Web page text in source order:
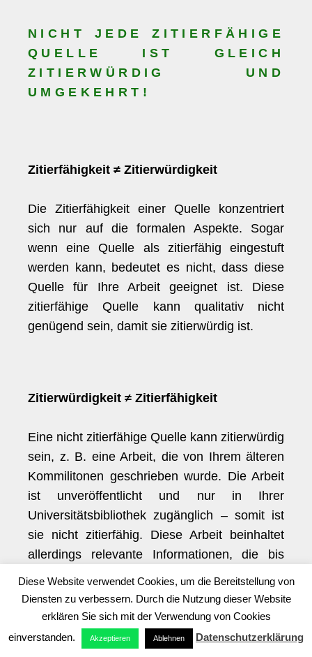
NICHT JEDE ZITIERFÄHIGE
QUELLE IST GLEICH
ZITIERWÜRDIG UND
UMGEKEHRT!
Zitierfähigkeit ≠ Zitierwürdigkeit
Die Zitierfähigkeit einer Quelle konzentriert
sich nur auf die formalen Aspekte. Sogar
wenn eine Quelle als zitierfähig eingestuft
werden kann, bedeutet es nicht, dass diese
Quelle für Ihre Arbeit geeignet ist. Diese
zitierfähige Quelle kann qualitativ nicht
genügend sein, damit sie zitierwürdig ist.
Zitierwürdigkeit ≠ Zitierfähigkeit
Eine nicht zitierfähige Quelle kann zitierwürdig
sein, z. B. eine Arbeit, die von Ihrem älteren
Kommilitonen geschrieben wurde. Die Arbeit
ist unveröffentlicht und nur in Ihrer
Universitätsbibliothek zugänglich – somit ist
sie nicht zitierfähig. Diese Arbeit beinhaltet
allerdings relevante Informationen, die bis
dato in keiner wissenschaftlichen Quelle zu
finden sind (sie sind aktuell und beinhalten
wichtige Fakten).
Diese Website verwendet Cookies, um die Bereitstellung von
Diensten zu verbessern. Durch die Nutzung dieser Website
erklären Sie sich mit der Verwendung von Cookies
einverstanden.
Akzeptieren Ablehnen Datenschutzerklärung